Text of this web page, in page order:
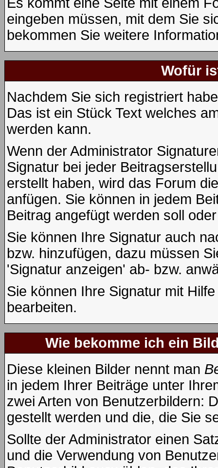
eingeben müssen, mit dem Sie
bekommen Sie weitere
Wofür
Nachdem Sie sich registriert
Das ist ein Stück Text welches
werden kann.
Wenn der Administrator
Signatur bei jeder
erstellt haben, wird das Forum
anfügen. Sie können in jedem
Beitrag angefügt werden soll
Sie können Ihre Signatur auch
bzw. hinzufügen, dazu müssen
'Signatur anzeigen' ab- bzw.
Sie können Ihre Signatur mit
bearbeiten.
Wie bekomme ich ein
Diese kleinen Bilder nennt man
in jedem Ihrer Beiträge unter
zwei Arten von Benutzerbildern:
gestellt werden und die, die Sie
Sollte der Administrator einen
und die Verwendung von